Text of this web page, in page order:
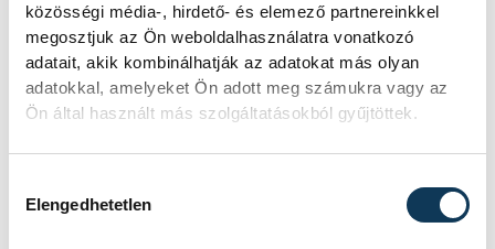
közösségi média-, hirdető- és elemező partnereinkkel
megosztjuk az Ön weboldalhasználatra vonatkozó
adatait, akik kombinálhatják az adatokat más olyan
adatokkal, amelyeket Ön adott meg számukra vagy az
Ön által használt más szolgáltatásokból gyűjtöttek.
Elengedhetetlen
TOVÁBBI CIKKEK
KÖZÉRDEKŰ
Ismét permetezik a
vadgesztenyefákat